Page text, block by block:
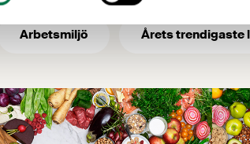
Arbetsmiljö Årets trendigaste